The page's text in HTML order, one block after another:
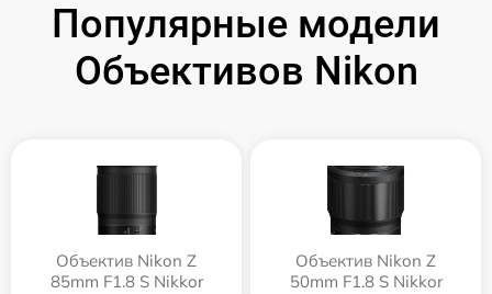
Популярные модели
Объективов Nikon
Объектив Nikon Z
85mm F1.8 S Nikkor
Объектив Nikon Z
50mm F1.8 S Nikkor